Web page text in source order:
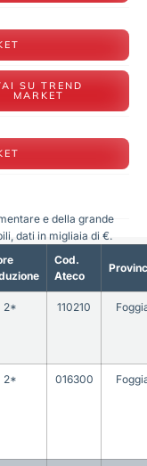
SU TREND
MARKET
Cod.
Ateco
2* 110210
2* 016300
e della grande
dati in migliaia di €.